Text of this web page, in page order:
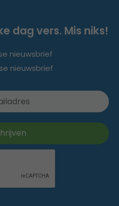
dag vers. Mis niks!
nieuwsbrief
nieuwsbrief